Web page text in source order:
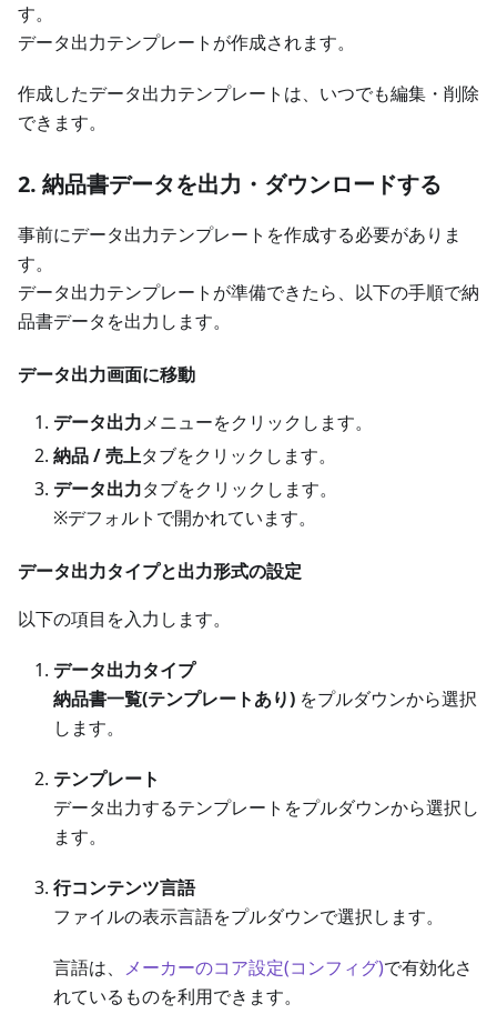
す。
データ出力テンプレートが作成されます。
作成したデータ出力テンプレートは、いつでも編集・削除
できます。
2. 納品書データを出力・ダウンロードする
事前にデータ出力テンプレートを作成する必要がありま
す。
データ出力テンプレートが準備できたら、以下の手順で納
品書データを出力します。
データ出力画面に移動
データ出力メニューをクリックします。
納品 / 売上タブをクリックします。
データ出力タブをクリックします。
※デフォルトで開かれています。
データ出力タイプと出力形式の設定
以下の項目を入力します。
データ出力タイプ
納品書一覧(テンプレートあり) をプルダウンから選択
します。
テンプレート
データ出力するテンプレートをプルダウンから選択し
ます。
行コンテンツ言語
ファイルの表示言語をプルダウンで選択します。
言語は、 メーカーのコア設定(コンフィグ)で有効化さ
れているものを利用できます。